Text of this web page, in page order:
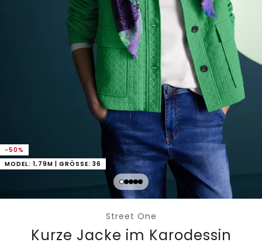
-50%
MODEL: 1,79M | GRÖSSE: 36
Street One
Kurze Jacke im Karodessin